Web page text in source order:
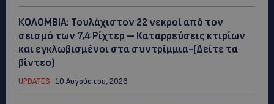
ΚΟΛΟΜΒΙΑ: Τουλάχιστον 22 νεκροί από τον
σεισμό των 7,4 Ρίχτερ – Καταρρεύσεις κτιρίων
και εγκλωβισμένοι στα συντρίμμια-(Δείτε τα
βίντεο)
UPDATES 10 Αυγούστου, 2026